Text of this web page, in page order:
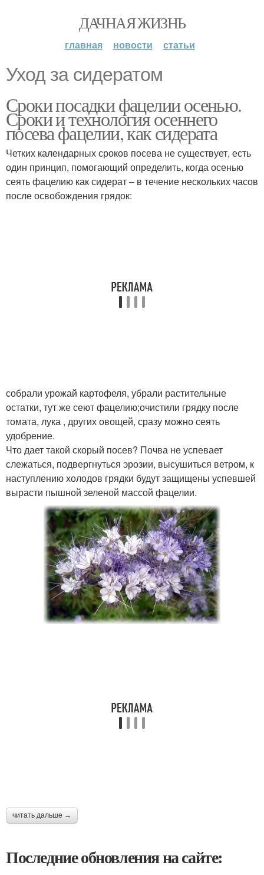
ДАЧНАЯ ЖИЗНЬ
главная новости статьи
Уход за сидератом
Сроки посадки фацелии осенью.
Сроки и технология осеннего
посева фацелии, как сидерата
Четких календарных сроков посева не существует, есть
один принцип, помогающий определить, когда осенью
сеять фацелию как сидерат – в течение нескольких часов
после освобождения грядок:
собрали урожай картофеля, убрали растительные
остатки, тут же сеют фацелию;очистили грядку после
томата, лука , других овощей, сразу можно сеять
удобрение.
Что дает такой скорый посев? Почва не успевает
слежаться, подвергнуться эрозии, высушиться ветром, к
наступлению холодов грядки будут защищены успевшей
вырасти пышной зеленой массой фацелии.
читать дальше →
Последние обновления на сайте: